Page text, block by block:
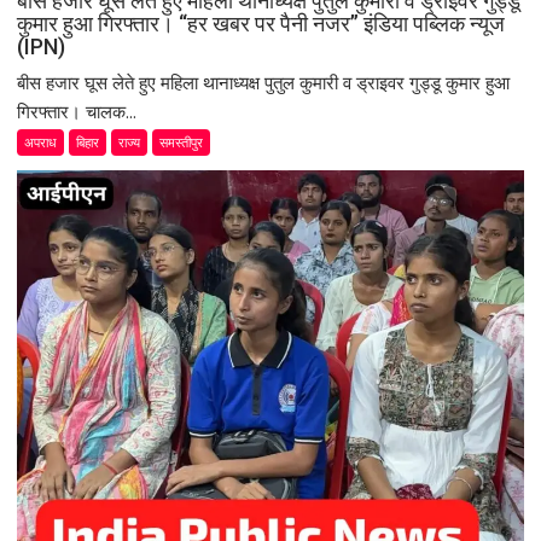
कुमार हुआ गिरफ्तार। “हर खबर पर पैनी नजर” इंडिया पब्लिक न्यूज
(IPN)
बीस हजार घूस लेते हुए महिला थानाध्यक्ष पुतुल कुमारी व ड्राइवर गुड्डू कुमार हुआ
गिरफ्तार। चालक...
अपराध बिहार राज्य समस्तीपुर